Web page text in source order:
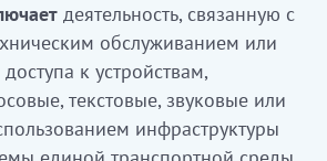
спутниктік жүйесінің
пайдалана отырып, дауыстық,
немесе бейне деректерді
пайдалану, техникалық
немесе қолжетімділік
деятельность, связанную с
обслуживанием или
к устройствам,
текстовые, звуковые или
инфраструктуры